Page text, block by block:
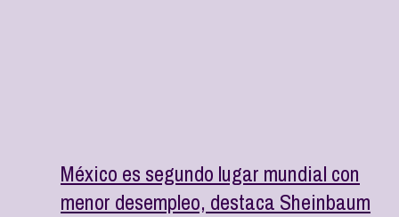
México es segundo lugar mundial con
menor desempleo, destaca Sheinbaum